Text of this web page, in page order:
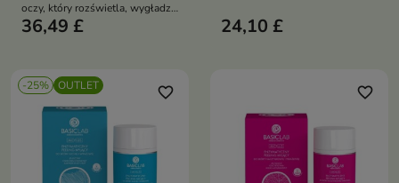
oczy, który rozświetla, wygładza
i natychmiast napina delikatną
36,49 £
ultrawrażliwą, koi
zaczerwienienia i wygładza bez
24,10 £
-25% OUTLET favorite_border favorite_border